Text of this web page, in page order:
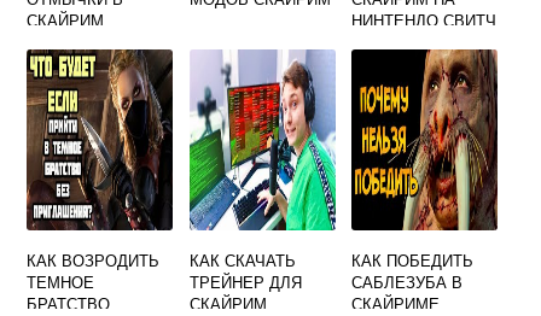
СКАЙРИМ
НИНТЕНДО СВИТЧ
КАК ВОЗРОДИТЬ
ТЕМНОЕ
БРАТСТВО
КАК СКАЧАТЬ
ТРЕЙНЕР ДЛЯ
СКАЙРИМ
КАК ПОБЕДИТЬ
САБЛЕЗУБА В
СКАЙРИМЕ